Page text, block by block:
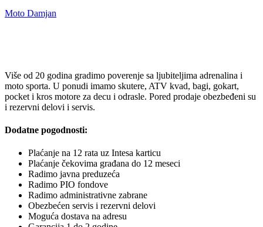
Moto Damjan
Više od 20 godina gradimo poverenje sa ljubiteljima adrenalina i
moto sporta. U ponudi imamo skutere, ATV kvad, bagi, gokart,
pocket i kros motore za decu i odrasle. Pored prodaje obezbeđeni su
i rezervni delovi i servis.
Dodatne pogodnosti:
Plaćanje na 12 rata uz Intesa karticu
Plaćanje čekovima građana do 12 meseci
Radimo javna preduzeća
Radimo PIO fondove
Radimo administrativne zabrane
Obezbećen servis i rezervni delovi
Moguća dostava na adresu